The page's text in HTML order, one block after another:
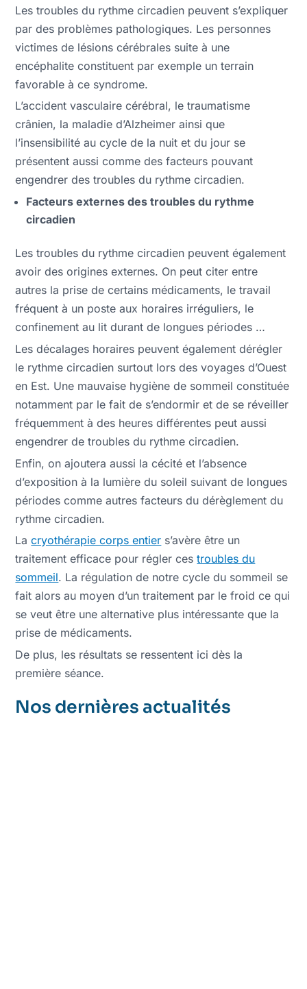
Les troubles du rythme circadien peuvent s’expliquer
par des problèmes pathologiques. Les personnes
victimes de lésions cérébrales suite à une
encéphalite constituent par exemple un terrain
favorable à ce syndrome.
L’accident vasculaire cérébral, le traumatisme
crânien, la maladie d’Alzheimer ainsi que
l’insensibilité au cycle de la nuit et du jour se
présentent aussi comme des facteurs pouvant
engendrer des troubles du rythme circadien.
Facteurs externes des troubles du rythme
circadien
Les troubles du rythme circadien peuvent également
avoir des origines externes. On peut citer entre
autres la prise de certains médicaments, le travail
fréquent à un poste aux horaires irréguliers, le
confinement au lit durant de longues périodes …
Les décalages horaires peuvent également dérégler
le rythme circadien surtout lors des voyages d’Ouest
en Est. Une mauvaise hygiène de sommeil constituée
notamment par le fait de s’endormir et de se réveiller
fréquemment à des heures différentes peut aussi
engendrer de troubles du rythme circadien.
Enfin, on ajoutera aussi la cécité et l’absence
d’exposition à la lumière du soleil suivant de longues
périodes comme autres facteurs du dérèglement du
rythme circadien.
Lacryothérapie corps entier s’avère être un
traitement efficace pour régler cestroubles du
sommeil. La régulation de notre cycle du sommeil se
fait alors au moyen d’un traitement par le froid ce qui
se veut être une alternative plus intéressante que la
prise de médicaments.
De plus, les résultats se ressentent ici dès la
première séance.
Nos dernières actualités